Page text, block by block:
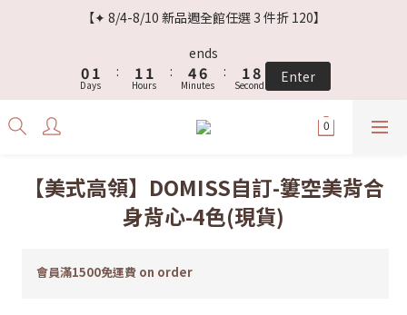
【✦ 8/4-8/10 新品週全館任選 3 件折 120】
ends
0
4
1
0
Days
:
4
3
1
0
4
1
0
Hours
:
7
5
4
3
9
7
6
5
3
0
Minutes
:
4
1
0
7
6
2
1
0
Seconds Enter
【美式高領】DOMISS自訂-簍空美背合
身背心-4色(現貨)
會員滿1500免運費 on order